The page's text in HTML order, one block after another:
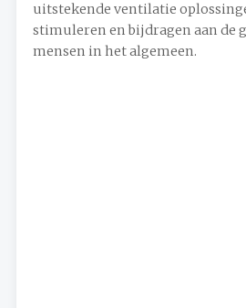
uitstekende ventilatie
stimuleren en bijdragen aan de
mensen in het algemeen.